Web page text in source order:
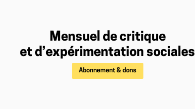
Mensuel de critique
et d’expérimentation sociales
Abonnement & dons